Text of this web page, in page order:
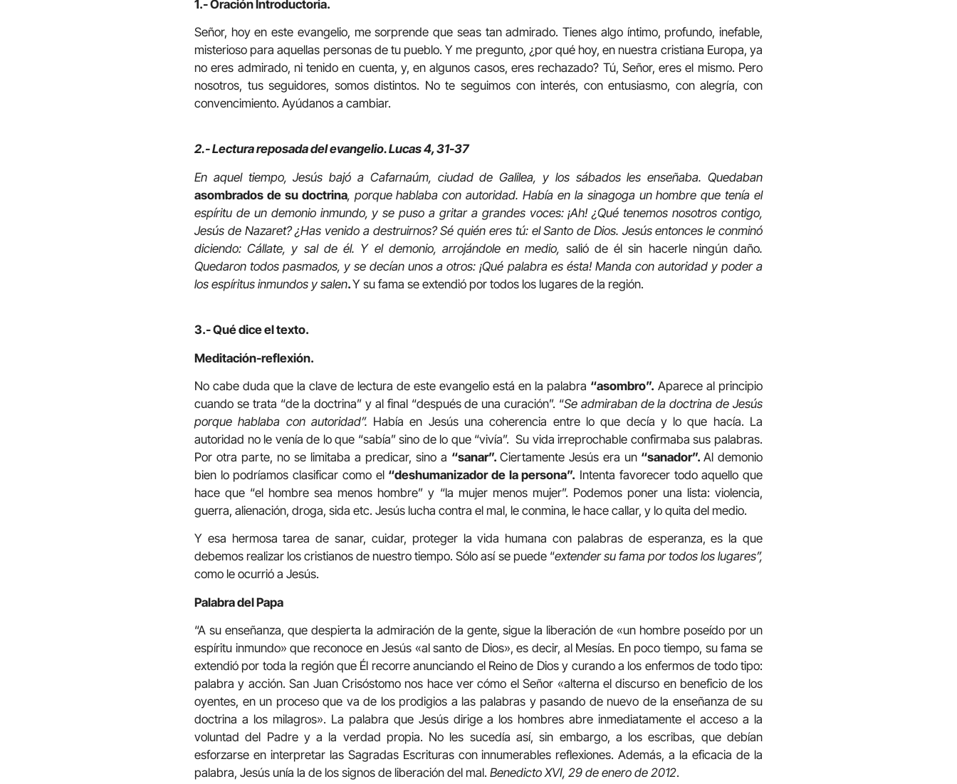
1.- Oración Introductoria.
Señor, hoy en este evangelio, me sorprende que seas tan admirado. Tienes algo íntimo, profundo, inefable,
misterioso para aquellas personas de tu pueblo. Y me pregunto, ¿por qué hoy, en nuestra cristiana Europa, ya
no eres admirado, ni tenido en cuenta, y, en algunos casos, eres rechazado? Tú, Señor, eres el mismo. Pero
nosotros, tus seguidores, somos distintos. No te seguimos con interés, con entusiasmo, con alegría, con
convencimiento. Ayúdanos a cambiar.
2.- Lectura reposada del evangelio. Lucas 4, 31-37
En aquel tiempo, Jesús bajó a Cafarnaúm, ciudad de Galilea, y los sábados les enseñaba. Quedaban
asombrados de su doctrina, porque hablaba con autoridad. Había en la sinagoga un hombre que tenía el
espíritu de un demonio inmundo, y se puso a gritar a grandes voces: ¡Ah! ¿Qué tenemos nosotros contigo,
Jesús de Nazaret? ¿Has venido a destruirnos? Sé quién eres tú: el Santo de Dios. Jesús entonces le conminó
diciendo: Cállate, y sal de él. Y el demonio, arrojándole en medio, salió de él sin hacerle ningún daño.
Quedaron todos pasmados, y se decían unos a otros: ¡Qué palabra es ésta! Manda con autoridad y poder a
los espíritus inmundos y salen.Y su fama se extendió por todos los lugares de la región.
3.- Qué dice el texto.
Meditación-reflexión.
No cabe duda que la clave de lectura de este evangelio está en la palabra “asombro”. Aparece al principio
cuando se trata “de la doctrina” y al final “después de una curación”. “Se admiraban de la doctrina de Jesús
porque hablaba con autoridad”. Había en Jesús una coherencia entre lo que decía y lo que hacía. La
autoridad no le venía de lo que “sabía” sino de lo que “vivía”. Su vida irreprochable confirmaba sus palabras.
Por otra parte, no se limitaba a predicar, sino a “sanar”. Ciertamente Jesús era un “sanador”. Al demonio
bien lo podríamos clasificar como el “deshumanizador de la persona”. Intenta favorecer todo aquello que
hace que “el hombre sea menos hombre” y “la mujer menos mujer”. Podemos poner una lista: violencia,
guerra, alienación, droga, sida etc. Jesús lucha contra el mal, le conmina, le hace callar, y lo quita del medio.
Y esa hermosa tarea de sanar, cuidar, proteger la vida humana con palabras de esperanza, es la que
debemos realizar los cristianos de nuestro tiempo. Sólo así se puede “extender su fama por todos los lugares”,
como le ocurrió a Jesús.
Palabra del Papa
“A su enseñanza, que despierta la admiración de la gente, sigue la liberación de «un hombre poseído por un
espíritu inmundo» que reconoce en Jesús «al santo de Dios», es decir, al Mesías. En poco tiempo, su fama se
extendió por toda la región que Él recorre anunciando el Reino de Dios y curando a los enfermos de todo tipo:
palabra y acción. San Juan Crisóstomo nos hace ver cómo el Señor «alterna el discurso en beneficio de los
oyentes, en un proceso que va de los prodigios a las palabras y pasando de nuevo de la enseñanza de su
doctrina a los milagros». La palabra que Jesús dirige a los hombres abre inmediatamente el acceso a la
voluntad del Padre y a la verdad propia. No les sucedía así, sin embargo, a los escribas, que debían
esforzarse en interpretar las Sagradas Escrituras con innumerables reflexiones. Además, a la eficacia de la
palabra, Jesús unía la de los signos de liberación del mal. Benedicto XVI, 29 de enero de 2012.